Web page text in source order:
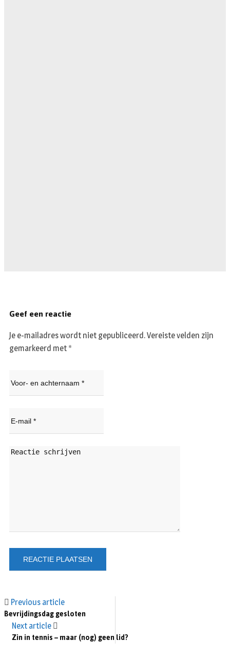
Previous article
Bevrijdingsdag gesloten
Next article
Zin in tennis – maar (nog) geen lid?
Geef een reactie
Je e-mailadres wordt niet gepubliceerd.Vereiste velden zijn
gemarkeerd met *